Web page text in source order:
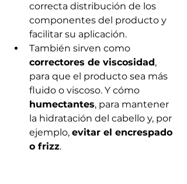
correcta distribución de los
componentes del producto y
facilitar su aplicación.
También sirven como
correctores de viscosidad,
para que el producto sea más
fluido o viscoso. Y cómo
humectantes, para mantener
la hidratación del cabello y, por
ejemplo, evitar el encrespado
o frizz.